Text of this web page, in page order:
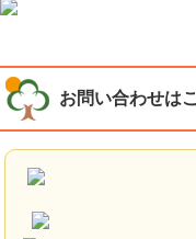
お問い合わせは